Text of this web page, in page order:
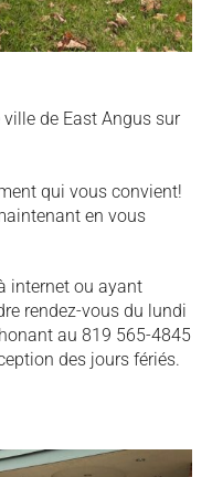
ville de East Angus sur
qui vous convient!
en vous
internet ou ayant
rendez-vous du lundi
au 819 565-4845
des jours fériés.